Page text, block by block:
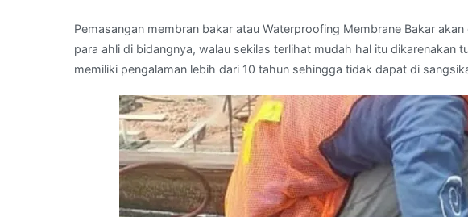
Pemasangan membran bakar atau Waterproofing Membrane Bakar
para ahli di bidangnya, walau sekilas terlihat mudah hal itu dikarenakan
memiliki pengalaman lebih dari 10 tahun sehingga tidak dapat di